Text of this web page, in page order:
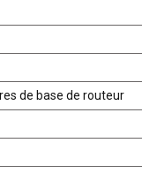
de base de routeur